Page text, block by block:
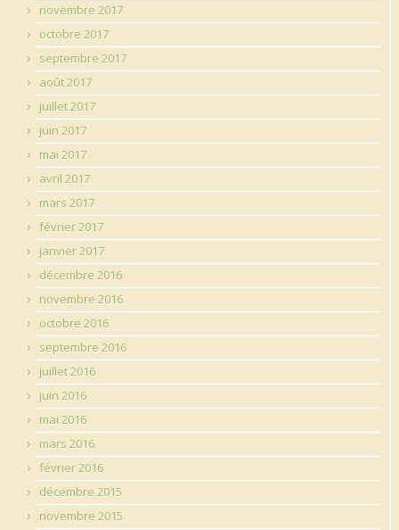
novembre 2017
octobre 2017
septembre 2017
août 2017
juillet 2017
juin 2017
mai 2017
avril 2017
mars 2017
février 2017
janvier 2017
décembre 2016
novembre 2016
octobre 2016
septembre 2016
juillet 2016
juin 2016
mai 2016
mars 2016
février 2016
décembre 2015
novembre 2015